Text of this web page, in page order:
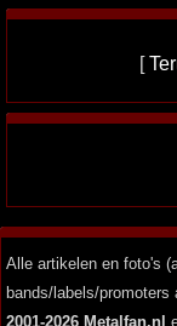
[
Alle artikelen en foto's
bands/labels/
2001-2026 Metalfan.nl